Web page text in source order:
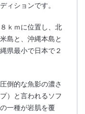
ィションです。
ｋｍに位置し、北
島と、沖縄本島と
県最小で日本で２
倒的な魚影の濃さ
）と言われるソフ
一種が岩肌を覆